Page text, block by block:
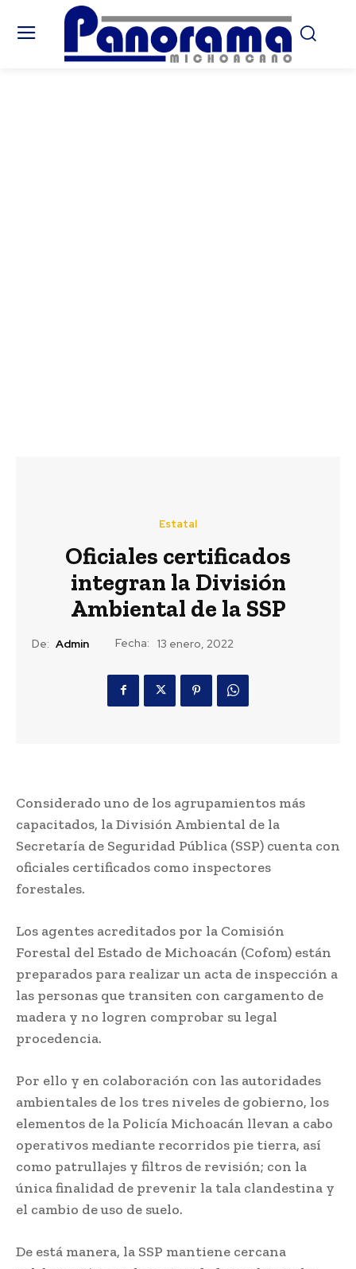
Estatal
Oficiales certificados
integran la División
Ambiental de la SSP
De: Admin Fecha: 13 enero, 2022
Considerado uno de los agrupamientos más
capacitados, la División Ambiental de la
Secretaría de Seguridad Pública (SSP) cuenta con
oficiales certificados como inspectores
forestales.
Los agentes acreditados por la Comisión
Forestal del Estado de Michoacán (Cofom) están
preparados para realizar un acta de inspección a
las personas que transiten con cargamento de
madera y no logren comprobar su legal
procedencia.
Por ello y en colaboración con las autoridades
ambientales de los tres niveles de gobierno, los
elementos de la Policía Michoacán llevan a cabo
operativos mediante recorridos pie tierra, así
como patrullajes y filtros de revisión; con la
única finalidad de prevenir la tala clandestina y
el cambio de uso de suelo.
De está manera, la SSP mantiene cercana